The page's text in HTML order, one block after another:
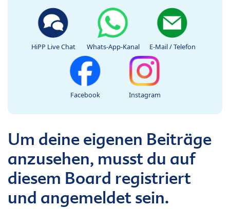
HiPP Live Chat Whats-App-Kanal E-Mail / Telefon
Facebook Instagram
Um deine eigenen Beiträge
anzusehen, musst du auf
diesem Board registriert
und angemeldet sein.